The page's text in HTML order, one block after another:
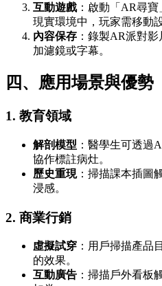
互動遊戲：啟動「AR尋寶
現實環境中，玩家需移動
內容保存 ：錄製AR派對
加濾鏡或字幕。
四、應用場景與優勢
1. 教育領域
解剖模型 ：醫學生可透過
協作標註病灶。
歷史重現：掃描課本插圖
浸感。
2. 商業行銷
虛擬試穿 ：用戶掃描產品
的效果。
互動廣告 ：掃描戶外看板